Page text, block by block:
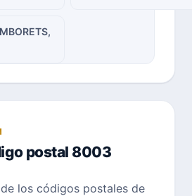
postal 8003
los códigos postales de